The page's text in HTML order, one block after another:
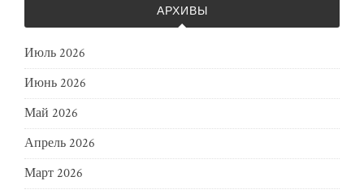
АРХИВЫ
Июль 2026
Июнь 2026
Май 2026
Апрель 2026
Март 2026